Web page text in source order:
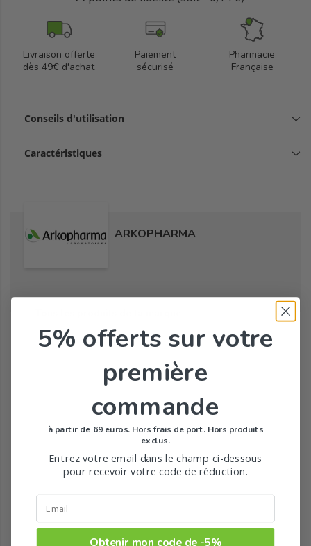
Livraison offerte
dès 49€ d'achat
Paiement
sécurisé
Pharmacie
Française
Conseils d'utilisation
Caractéristiques
ARKOPHARMA
5% offerts sur votre
première
commande
à partir de 69 euros. Hors frais de port. Hors produits
exclus.
Entrez votre email dans le champ ci-dessous
pour recevoir votre code de réduction.
Obtenir mon code de -5%